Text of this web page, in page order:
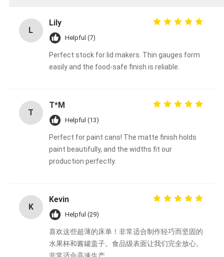
L
Lily
Helpful (7)
Perfect stock for lid makers. Thin gauges form
easily and the food-safe finish is reliable.
T
T*M
Helpful (13)
Perfect for paint cans! The matte finish holds
paint beautifully, and the widths fit our
production perfectly.
K
Kevin
Helpful (29)
喜欢这些超薄的床单！非常适合制作轻巧而坚固的
水果杯和酱罐盖子。食品级表面让我们完全放心。
非常适合高速生产。